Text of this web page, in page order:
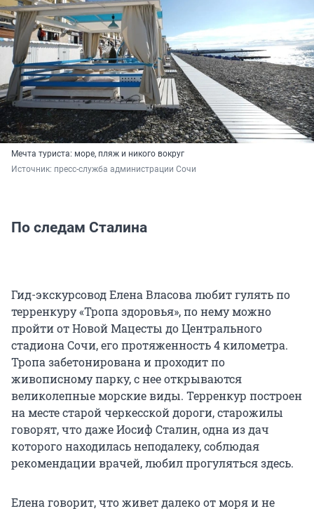
Мечта туриста: море, пляж и никого вокруг
Источник: пресс-служба администрации Сочи
По следам Сталина
Гид-экскурсовод Елена Власова любит гулять по
терренкуру «Тропа здоровья», по нему можно
пройти от Новой Мацесты до Центрального
стадиона Сочи, его протяженность 4 километра.
Тропа забетонирована и проходит по
живописному парку, с нее открываются
великолепные морские виды. Терренкур построен
на месте старой черкесской дороги, старожилы
говорят, что даже Иосиф Сталин, одна из дач
которого находилась неподалеку, соблюдая
рекомендации врачей, любил прогуляться здесь.
Елена говорит, что живет далеко от моря и не